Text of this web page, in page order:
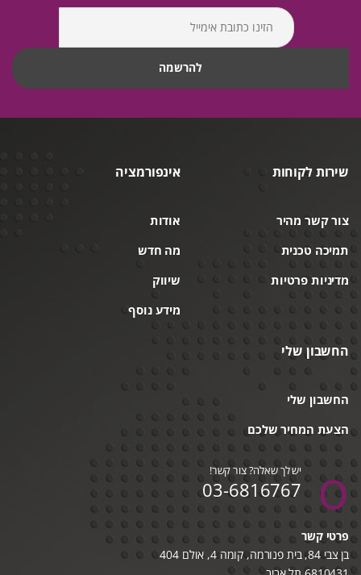
שירות לקוחות
צור קשר מהיר
תמיכה טכנית
מדיניות פרטיות
אינפורמציה
אודות
מה חדש
שיווק
מידע נוסף
החשבון שלי
החשבון שלי
הצעת המחיר שלכם
יש לך שאלה? צור קשר!
03-6816767
פרטי קשר
בן צבי 84, בית פנורמה, קומה 4, אולם 404